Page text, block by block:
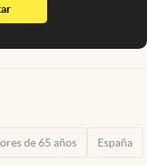
abre en nueva pestaña
de 65 años España